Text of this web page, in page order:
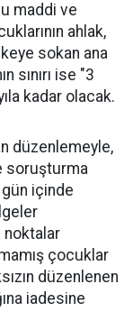
maddi ve
ahlak,
sokan ana
sınırı ise "3
kadar olacak.
düzenlemeyle,
soruşturma
içinde
noktalar
çocuklar
düzenlenen
iadesine